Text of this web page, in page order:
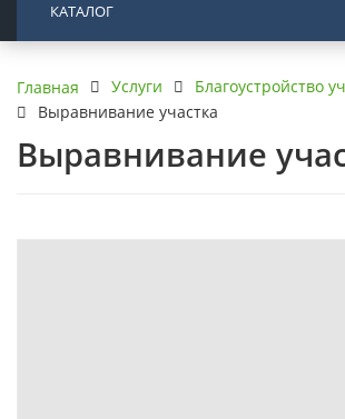
КАТАЛОГ
Главная Услуги
Благоустройство
Выравнивание участка
Выравнивание